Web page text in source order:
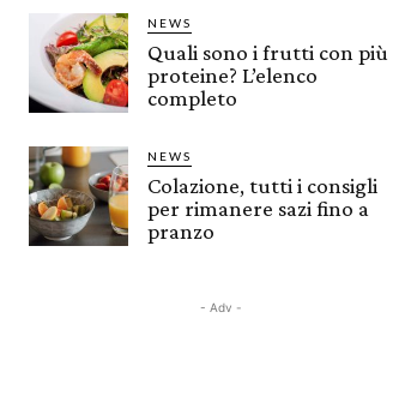
NEWS
Quali sono i frutti con più
proteine? L’elenco
completo
NEWS
Colazione, tutti i consigli
per rimanere sazi fino a
pranzo
- Adv -